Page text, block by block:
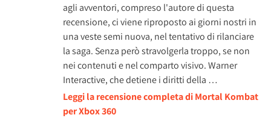
agli avventori, compreso l'autore di questa
recensione, ci viene riproposto ai giorni nostri in
una veste semi nuova, nel tentativo di rilanciare
la saga. Senza però stravolgerla troppo, se non
nei contenuti e nel comparto visivo. Warner
Interactive, che detiene i diritti della …
Leggi la recensione completa di Mortal Kombat
per Xbox 360